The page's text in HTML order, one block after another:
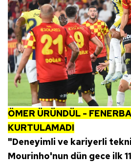
ÖMER ÜRÜNDÜL -
KURTULAMADI
"Deneyimli ve kariyerli
Mourinho'nun dün gece ilk